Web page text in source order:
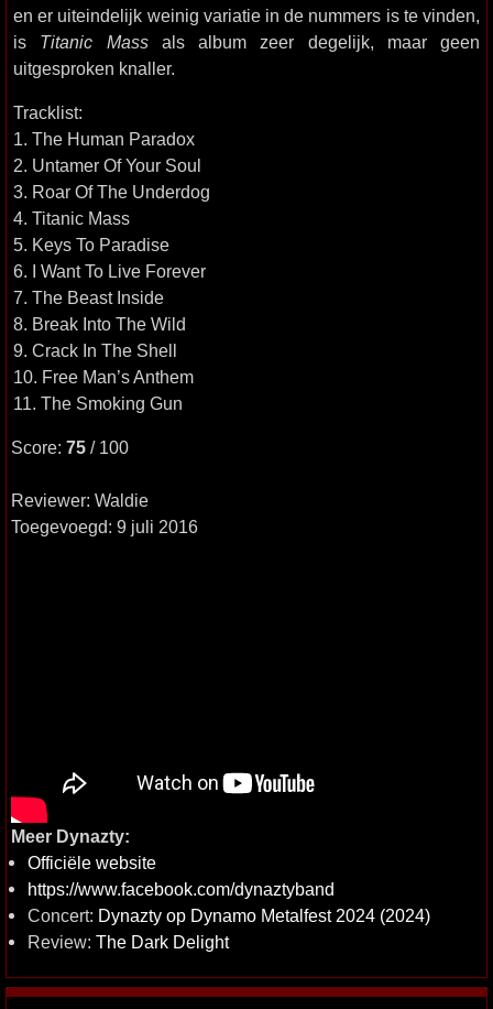
en er uiteindelijk weinig variatie in de nummers is te vinden,
is Titanic Massals album zeer degelijk, maar geen
uitgesproken knaller.
Tracklist:
1. The Human Paradox
2. Untamer Of Your Soul
3. Roar Of The Underdog
4. Titanic Mass
5. Keys To Paradise
6. I Want To Live Forever
7. The Beast Inside
8. Break Into The Wild
9. Crack In The Shell
10. Free Man’s Anthem
11. The Smoking Gun
Score: 75 / 100
Reviewer: Waldie
Toegevoegd: 9 juli 2016
Meer Dynazty:
Officiële website
https://www.facebook.com/dynaztyband
Concert: Dynazty op Dynamo Metalfest 2024 (2024)
Review: The Dark Delight